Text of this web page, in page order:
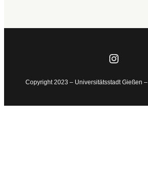
Copyright 2023 – Universitätsstadt Gießen